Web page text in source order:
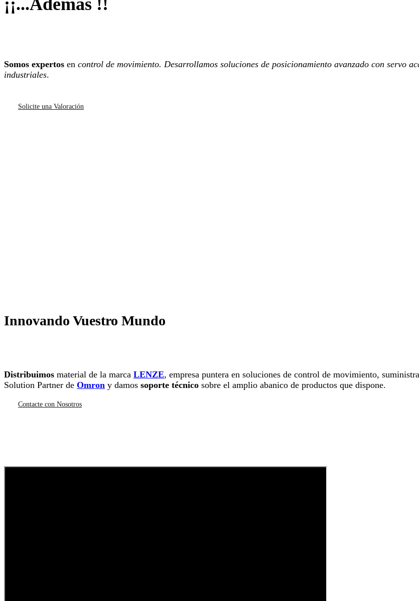
Somos expertos en control de movimiento. Desarrollamos soluciones de posicionamiento avanzado con servo
industriales.
Solicite una Valoración
Innovando Vuestro Mundo
Distribuimos material de la marca LENZE, empresa puntera en soluciones de control de movimiento,
Solution Partner de Omron y damos soporte técnico sobre el amplio abanico de productos que dispone.
Contacte con Nosotros